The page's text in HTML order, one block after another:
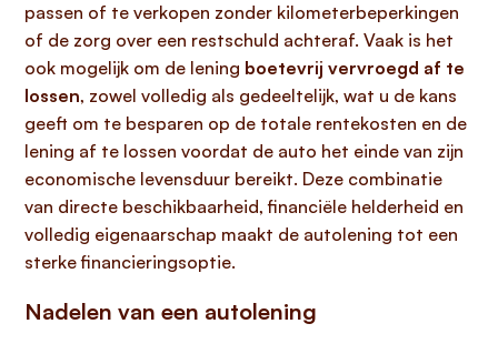
passen of te verkopen zonder kilometerbeperkingen
of de zorg over een restschuld achteraf. Vaak is het
ook mogelijk om de lening boetevrij vervroegd af te
lossen, zowel volledig als gedeeltelijk, wat u de kans
geeft om te besparen op de totale rentekosten en de
lening af te lossen voordat de auto het einde van zijn
economische levensduur bereikt. Deze combinatie
van directe beschikbaarheid, financiële helderheid en
volledig eigenaarschap maakt de autolening tot een
sterke financieringsoptie.
Nadelen van een autolening